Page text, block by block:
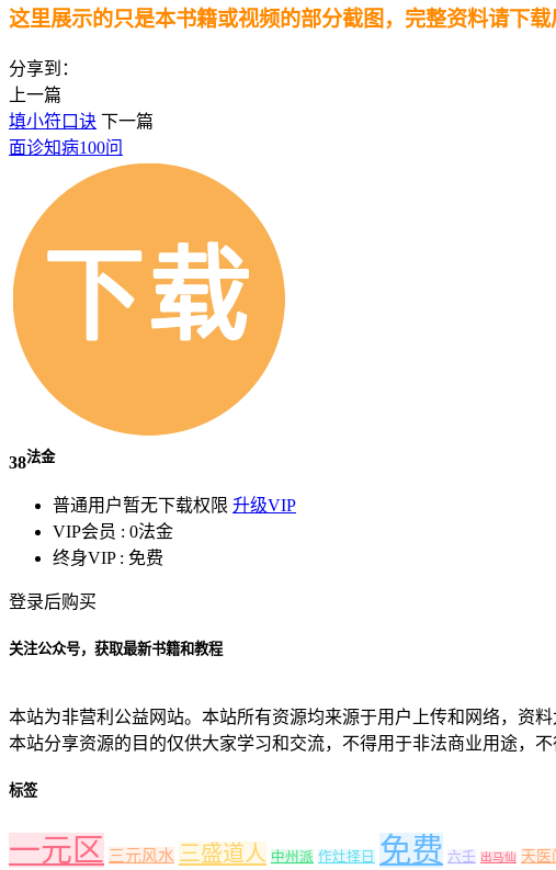
这里展示的只是本书籍或视频的部分截图，完整资料请下载
分享到：
上一篇
填小符口诀 下一篇
面诊知病100问
38法金
普通用户暂无下载权限 升级VIP
VIP会员 : 0法金
终身VIP : 免费
登录后购买
关注公众号，获取最新书籍和教程
本站为非营利公益网站。本站所有资源均来源于用户上传和网络，资
本站分享资源的目的仅供大家学习和交流，不得用于非法商业用途，不
标签
一元区 三元风水 三盛道人 中州派 作灶择日 免费 六壬 出马仙 天医